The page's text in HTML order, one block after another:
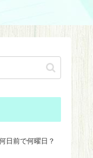
日前で何曜日？